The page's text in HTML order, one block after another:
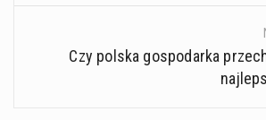
Czy polska gospodarka